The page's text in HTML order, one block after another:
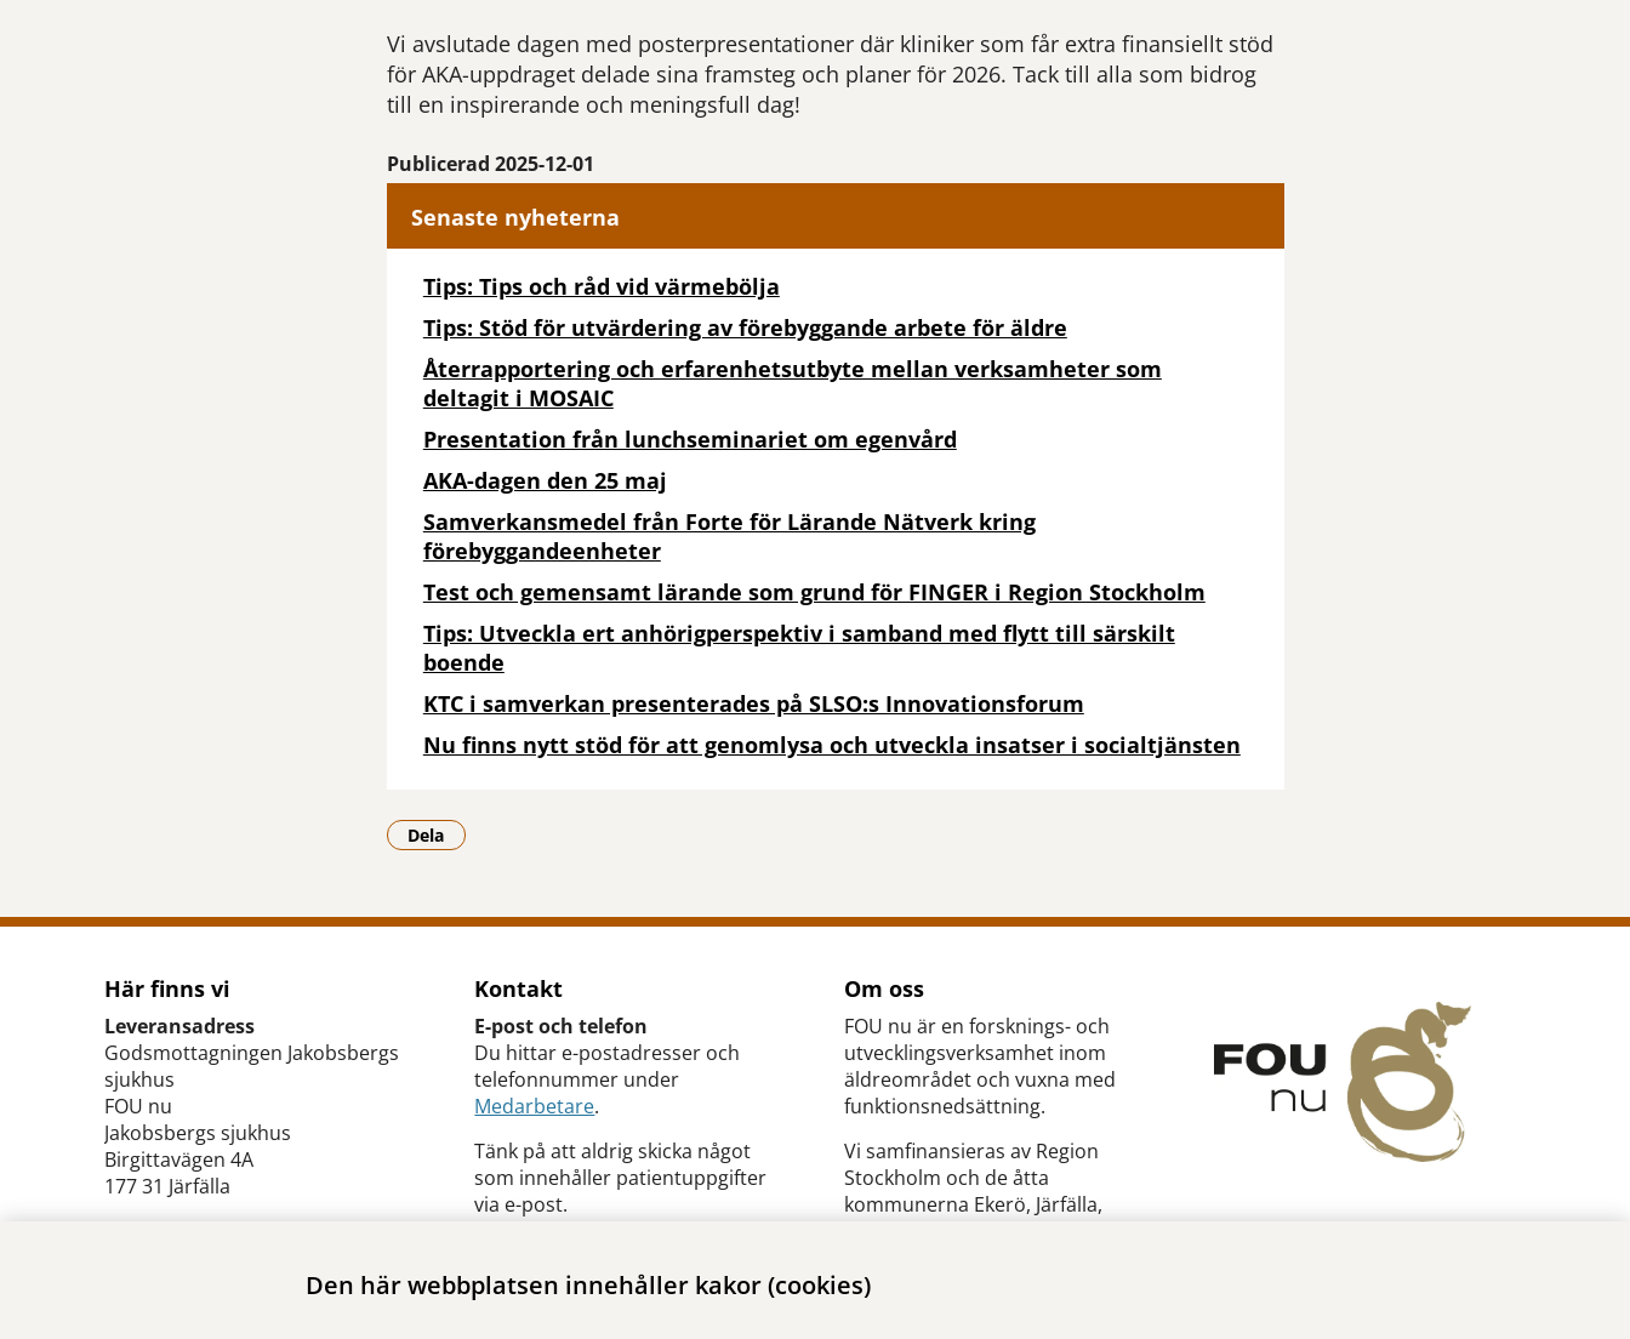
Den här webbplatsen innehåller kakor (cookies)
Vi avslutade dagen med posterpresentationer där kliniker som får extra finansiellt stöd
för AKA-uppdraget delade sina framsteg och planer för 2026. Tack till alla som bidrog
till en inspirerande och meningsfull dag!
Publicerad 2025-12-01
Senaste nyheterna
Tips: Tips och råd vid värmebölja
Tips: Stöd för utvärdering av förebyggande arbete för äldre
Återrapportering och erfarenhetsutbyte mellan verksamheter som
deltagit i MOSAIC
Presentation från lunchseminariet om egenvård
AKA-dagen den 25 maj
Samverkansmedel från Forte för Lärande Nätverk kring
förebyggandeenheter
Test och gemensamt lärande som grund för FINGER i Region Stockholm
Tips: Utveckla ert anhörigperspektiv i samband med flytt till särskilt
boende
KTC i samverkan presenterades på SLSO:s Innovationsforum
Nu finns nytt stöd för att genomlysa och utveckla insatser i socialtjänsten
Dela
- Klicka för att öppna delningsalternativ.
Här finns vi
Leveransadress
Godsmottagningen Jakobsbergs
sjukhus
FOU nu
Jakobsbergs sjukhus
Birgittavägen 4A
177 31 Järfälla
Kontakt
E-post och telefon
Du hittar e-postadresser och
telefonnummer under
Medarbetare.
Tänk på att aldrig skicka något
som innehåller patientuppgifter
via e-post.
Om oss
FOU nu är en forsknings- och
utvecklingsverksamhet inom
äldreområdet och vuxna med
funktionsnedsättning.
Vi samfinansieras av Region
Stockholm och de åtta
kommunerna Ekerö, Järfälla,
Upplands Väsby. Huvudman är